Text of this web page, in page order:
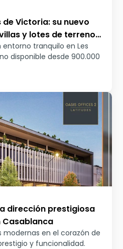
Victoria: su nuevo
y lotes de terreno
tranquilo en Les
disponible desde 900.000
dirección prestigiosa
Casablanca
modernas en el corazón de
y funcionalidad.